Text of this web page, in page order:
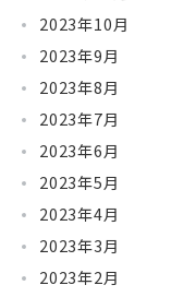
2023年10月
2023年9月
2023年8月
2023年7月
2023年6月
2023年5月
2023年4月
2023年3月
2023年2月